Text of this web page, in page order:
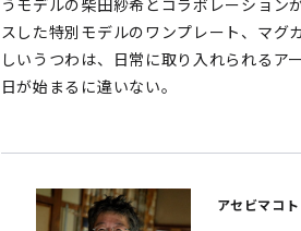
スした特別モデルのワンプレート、マグ
しいうつわは、日常に取り入れられるア
日が始まるに違いない。
アセビマコト